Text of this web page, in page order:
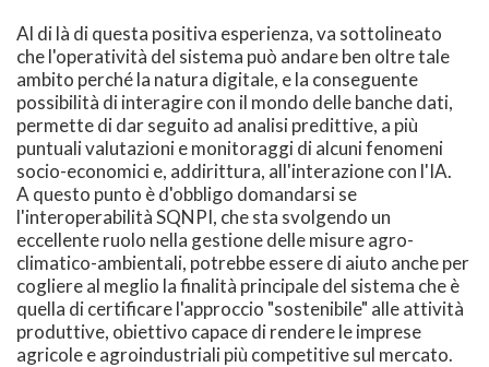
Al di là di questa positiva esperienza, va sottolineato
che l'operatività del sistema può andare ben oltre tale
ambito perché la natura digitale, e la conseguente
possibilità di interagire con il mondo delle banche dati,
permette di dar seguito ad analisi predittive, a più
puntuali valutazioni e monitoraggi di alcuni fenomeni
socio-economici e, addirittura, all'interazione con l'IA.
A questo punto è d'obbligo domandarsi se
l'interoperabilità SQNPI, che sta svolgendo un
eccellente ruolo nella gestione delle misure agro-
climatico-ambientali, potrebbe essere di aiuto anche per
cogliere al meglio la finalità principale del sistema che è
quella di certificare l'approccio "sostenibile" alle attività
produttive, obiettivo capace di rendere le imprese
agricole e agroindustriali più competitive sul mercato.